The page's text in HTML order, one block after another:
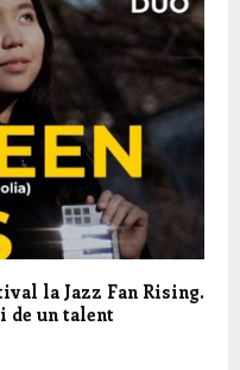
la Jazz Fan Rising.
un talent